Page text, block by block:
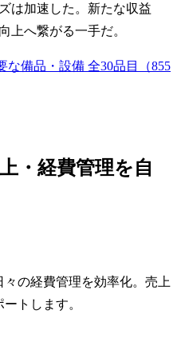
は加速した。新たな収益
上へ繋がる一手だ。
備品・設備 全30品目（855
・経費管理を自
の経費管理を効率化。売上
トします。